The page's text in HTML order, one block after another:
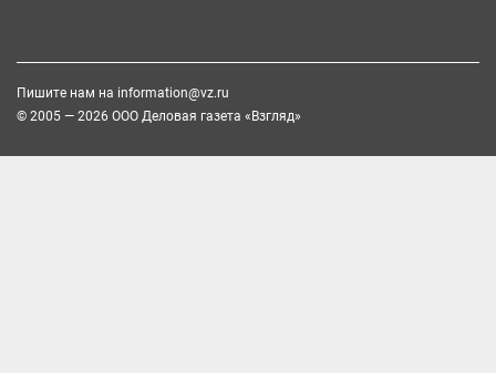
Пишите нам на information@vz.ru
© 2005 — 2026 ООО Деловая газета «Взгляд»